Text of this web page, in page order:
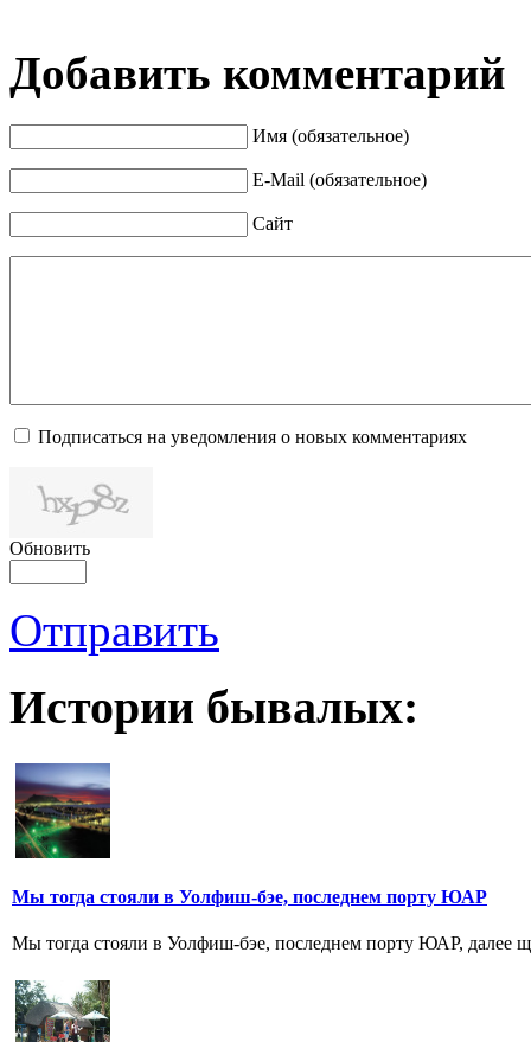
Добавить комментарий
Имя (обязательное)
E-Mail (обязательное)
Сайт
Подписаться на уведомления о новых комментариях
Обновить
Отправить
Истории бывалых:
Мы тогда стояли в Уолфиш-бэе, последнем порту ЮАР
Мы тогда стояли в Уолфиш-бэе, последнем порту ЮАР, далее